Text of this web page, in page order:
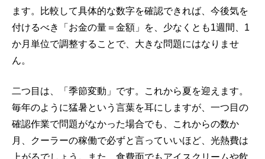
ます。比較して具体的な数字を確認できれば、今後気を
付けるべき「お金の量＝金額」を、少なくとも1週間、1
か月単位で調整することで、大きな問題にはなりませ
ん。
二つ目は、「季節変動」です。これから夏を迎えます。
毎年のように猛暑という言葉を耳にしますが、一つ目の
確認作業で問題がなかった場合でも、これからの数か
月、クーラーの稼働で必ずと言っていいほど、光熱費は
上がるでしょう。また、食費面でもアイスクリームや飲